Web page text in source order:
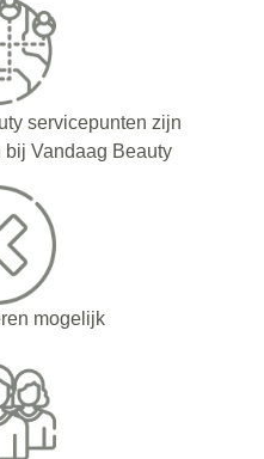
servicepunten zijn
bij Vandaag Beauty
mogelijk